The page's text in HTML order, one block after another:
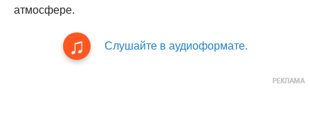
атмосфере.
Слушайте в аудиоформате.